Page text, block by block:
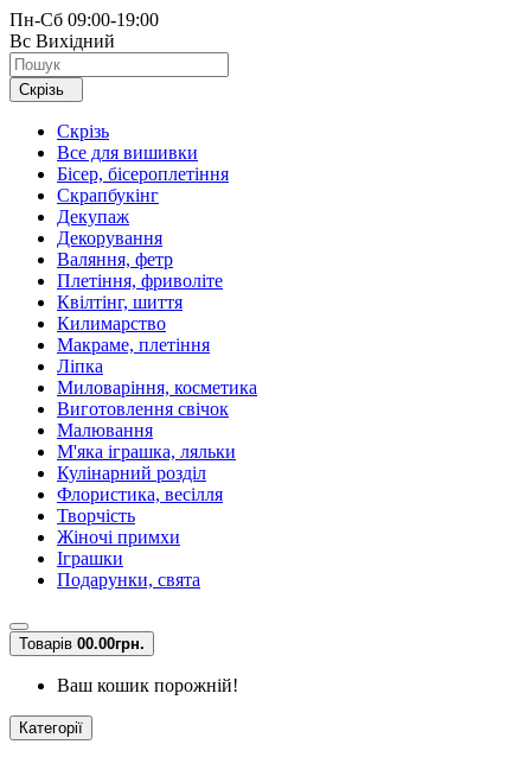
Пн-Сб 09:00-19:00
Вс Вихідний
Скрізь
Скрізь
Все для вишивки
Бісер, бісероплетіння
Скрапбукінг
Декупаж
Декорування
Валяння, фетр
Плетіння, фриволіте
Квілтінг, шиття
Килимарство
Макраме, плетіння
Ліпка
Миловаріння, косметика
Виготовлення свічок
Малювання
М'яка іграшка, ляльки
Кулінарний розділ
Флористика, весілля
Творчість
Жіночі примхи
Іграшки
Подарунки, свята
Товарів 00.00грн.
Ваш кошик порожній!
Категорії